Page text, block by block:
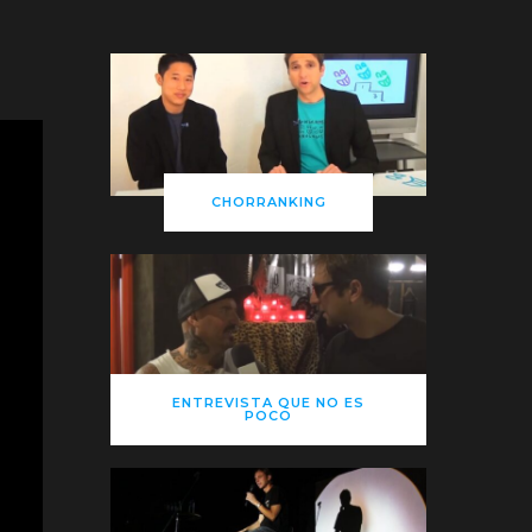
CHORRANKING
ENTREVISTA QUE NO ES
POCO